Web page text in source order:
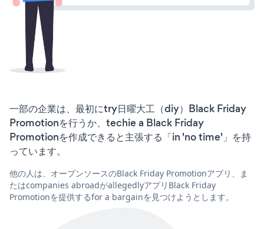
一部の企業は、最初にtry日曜大工（diy）Black Friday
Promotionを行うか、techie a Black Friday
Promotionを作成できると主張する「in 'no time'」を持
っています。
他の人は、オープンソースのBlack Friday Promotionアプリ、ま
たはcompanies abroadがallegedlyアプリBlack Friday
Promotionを提供するfor a bargainを見つけようとします。